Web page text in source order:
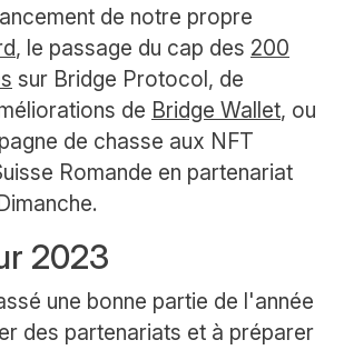
de notre propre
, le passage du cap des 200
sur Bridge Protocol, de
de Bridge Wallet, ou
de chasse aux NFT
Romande en partenariat
2023
une bonne partie de l'année
des partenariats et à préparer